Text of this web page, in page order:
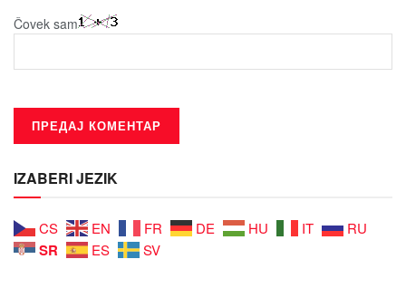
Čovek sam
IZABERI JEZIK
CS EN FR DE HU IT RU
SR ES SV